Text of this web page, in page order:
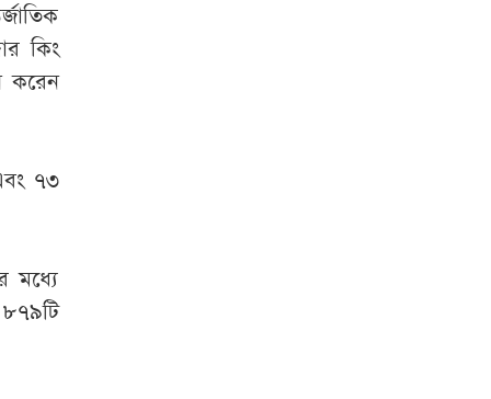
কিং
করেন
৭৩
মধ্যে